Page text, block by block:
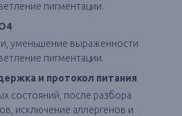
пигментации.
уменьшение выраженности
пигментации.
и протокол питания
состояний, после разбора
исключение аллергенов и